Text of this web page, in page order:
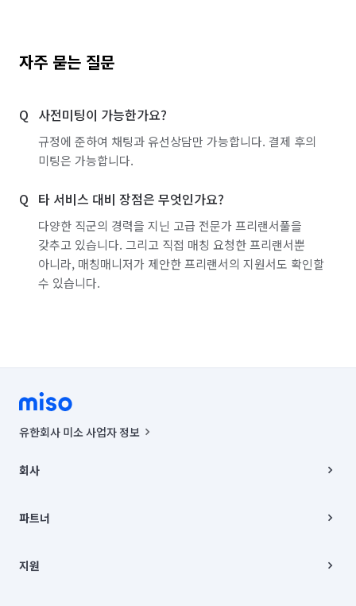
자주 묻는 질문
사전미팅이 가능한가요?
규정에 준하여 채팅과 유선상담만 가능합니다. 결제 후의
미팅은 가능합니다.
타 서비스 대비 장점은 무엇인가요?
다양한 직군의 경력을 지닌 고급 전문가 프리랜서풀을
갖추고 있습니다. 그리고 직접 매칭 요청한 프리랜서뿐
아니라, 매칭매니저가 제안한 프리랜서의 지원서도 확인할
수 있습니다.
유한회사 미소 사업자 정보
00019 |
주소 | 본사: 서울특별시 종로구 율곡로 6(중학동, 트윈트리빌딩) B동 5층
컨택센터 : 서울특별시 종로구 수송동 율곡로 24, 7층, 8층 미소
상품, 상품정보, 거래에 관한 의무와 책임은 거래당사자에게 있습니다.
언론 보도 관련 문의:
회사
채용
파트너
이사
지원